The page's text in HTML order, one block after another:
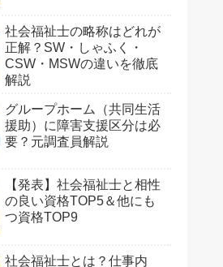
社会福祉士の略称はどれが
正解？SW・しゃふく・
CSW・MSWの違いを徹底
解説
グループホーム（共同生活
援助）に障害支援区分は必
要？元調査員解説
【発表】社会福祉士と相性
の良い資格TOP5＆他にも
つ資格TOP9
社会福祉士とは？仕事内